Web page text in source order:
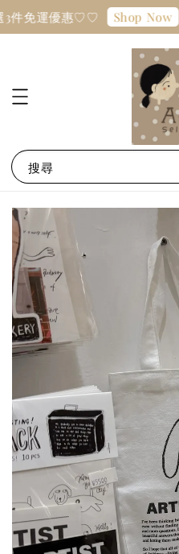
件免運優惠♡♡ Shop Now
搜尋